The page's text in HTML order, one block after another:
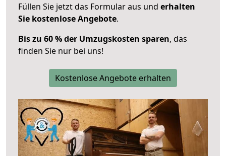
Füllen Sie jetzt das Formular aus und erhalten
Sie kostenlose Angebote.
Bis zu 60 % der Umzugskosten sparen, das
finden Sie nur bei uns!
Kostenlose Angebote erhalten